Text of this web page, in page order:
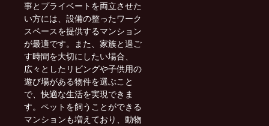
事とプライベートを両立させた
い方には、設備の整ったワーク
スペースを提供するマンション
が最適です。また、家族と過ご
す時間を大切にしたい場合、
広々としたリビングや子供用の
遊び場がある物件を選ぶこと
で、快適な生活を実現できま
す。ペットを飼うことができる
マンションも増えており、動物